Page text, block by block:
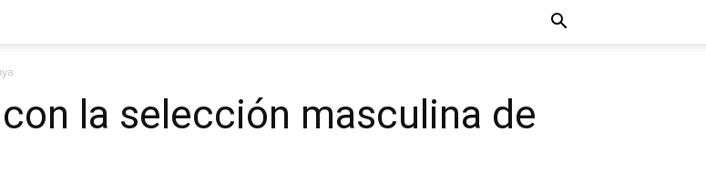
la selección masculina de